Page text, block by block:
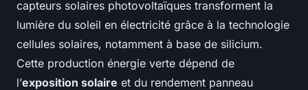
capteurs solaires photovoltaïques transforment la
lumière du soleil en électricité grâce à la technologie
cellules solaires, notamment à base de silicium.
Cette production énergie verte dépend de
l’exposition solaire et du rendement panneau